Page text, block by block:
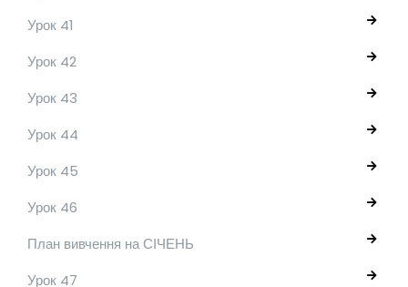
Урок 41
Урок 42
Урок 43
Урок 44
Урок 45
Урок 46
План вивчення на СІЧЕНЬ
Урок 47